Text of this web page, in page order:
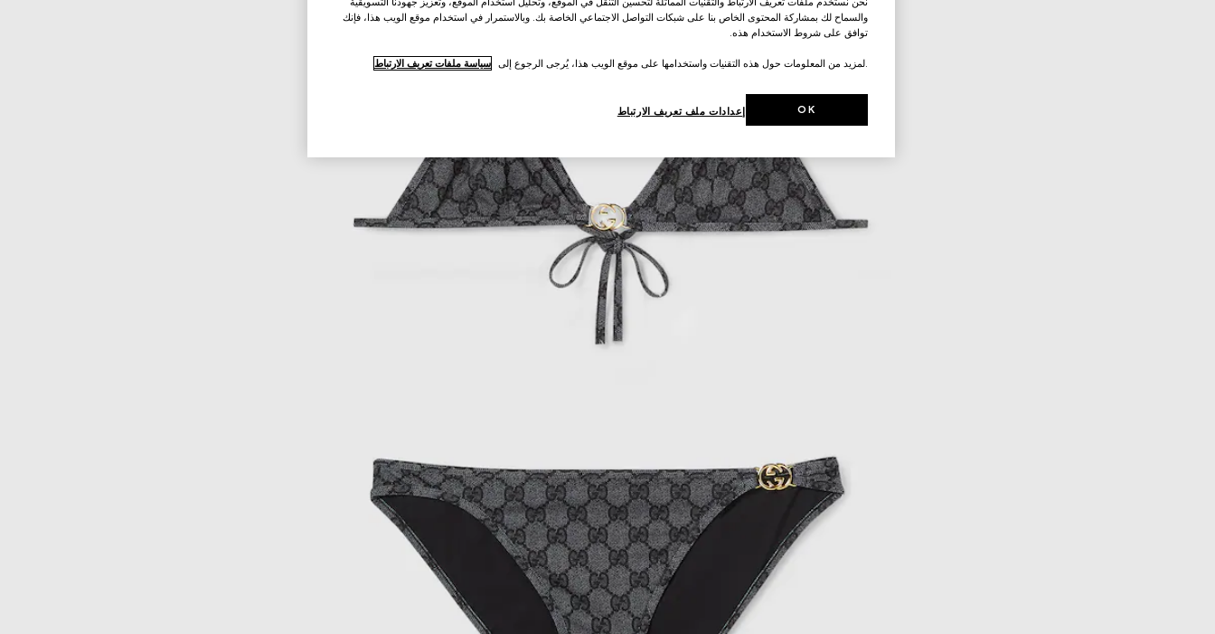
والسماح لك بمشاركة المحتوى الخاص بنا على شبكات التواصل الاجتماعي الخاصة بك. وبالاستمرار في استخدام موقع الويب هذا، فإنك
توافق على شروط الاستخدام هذه.
.لمزيد من المعلومات حول هذه التقنيات واستخدامها على موقع الويب هذا، يُرجى الرجوع إلى سياسة ملفات تعريف الارتباط
إعدادات ملف تعريف الارتباط OK